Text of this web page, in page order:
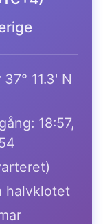
11.3' N
18:57,
halvklotet